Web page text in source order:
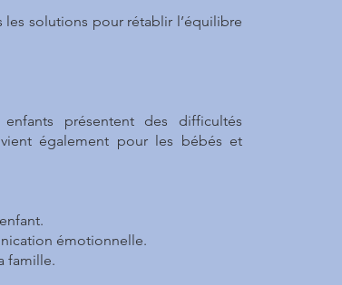
solutions pour rétablir l’équilibre
présentent des difficultés
également pour les bébés et
émotionnelle.
famille.